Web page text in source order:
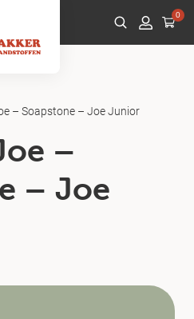
0
– Soapstone – Joe Junior
–
– Joe